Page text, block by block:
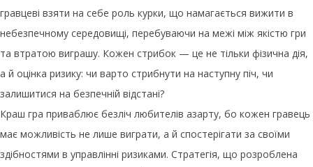
гравцеві взяти на себе роль курки, що намагається вижити в
небезпечному середовищі, перебуваючи на межі між якістю гри
та втратою виграшу. Кожен стрибок — це не тільки фізична дія,
а й оцінка ризику: чи варто стрибнути на наступну піч, чи
залишитися на безпечній відстані?
Краш гра приваблює безліч любителів азарту, бо кожен гравець
має можливість не лише виграти, а й спостерігати за своїми
здібностями в управлінні ризиками. Стратегія, що розроблена